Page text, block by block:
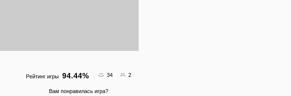
Рейтинг игры 94.44% 34 2
Вам понравилась игра?